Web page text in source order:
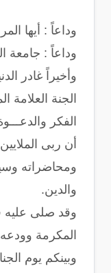
وداعاً : أيها
وداعاً : جامعة
وأخيراً غادر
الجنة
الفكر
أن ربى
ومحاضراته
والدين.
وقد صلى عليه
المكرمة
وبينكم يوم